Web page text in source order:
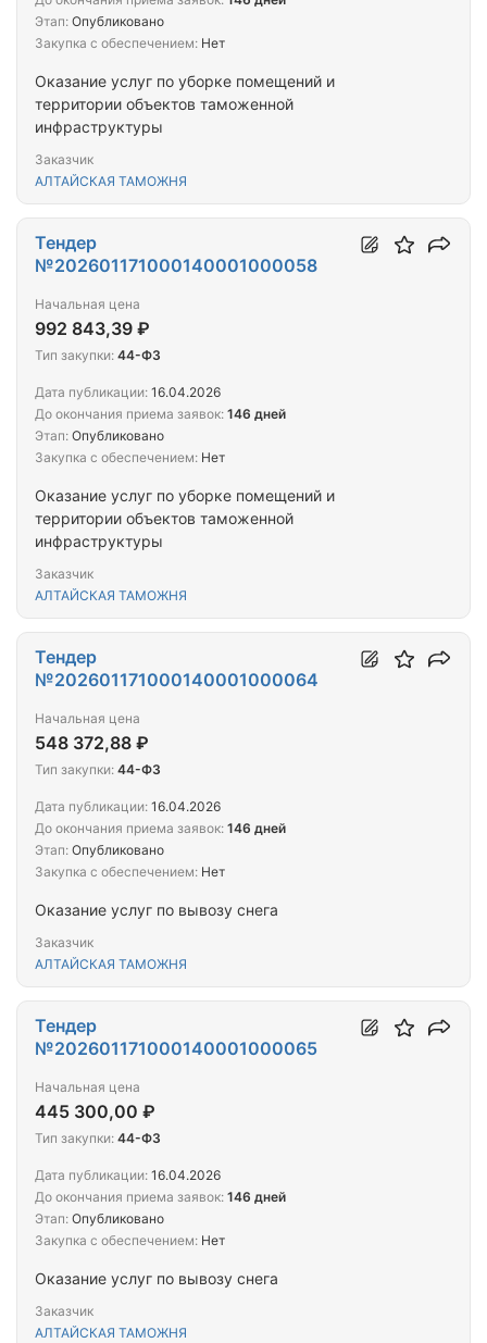
Оказание услуг по уборке помещений и
территории объектов таможенной
инфраструктуры
Заказчик
АЛТАЙСКАЯ ТАМОЖНЯ
Этап: Опубликовано
Закупка с обеспечением: Нет
Оказание услуг по уборке помещений и
территории объектов таможенной
инфраструктуры
Заказчик
АЛТАЙСКАЯ ТАМОЖНЯ
Тендер
№202601171000140001000058
Начальная цена
992 843,39 ₽
Тип закупки: 44-ФЗ
Дата публикации: 16.04.2026
До окончания приема заявок: 146 дней
Этап: Опубликовано
Закупка с обеспечением: Нет
Оказание услуг по вывозу снега
Заказчик
АЛТАЙСКАЯ ТАМОЖНЯ
Тендер
№202601171000140001000064
Начальная цена
548 372,88 ₽
Тип закупки: 44-ФЗ
Дата публикации: 16.04.2026
До окончания приема заявок: 146 дней
Этап: Опубликовано
Закупка с обеспечением: Нет
Оказание услуг по вывозу снега
Заказчик
АЛТАЙСКАЯ ТАМОЖНЯ
Тендер
№202601171000140001000065
Начальная цена
445 300,00 ₽
Тип закупки: 44-ФЗ
Дата публикации: 16.04.2026
До окончания приема заявок: 146 дней
Этап: Опубликовано
Закупка с обеспечением: Нет